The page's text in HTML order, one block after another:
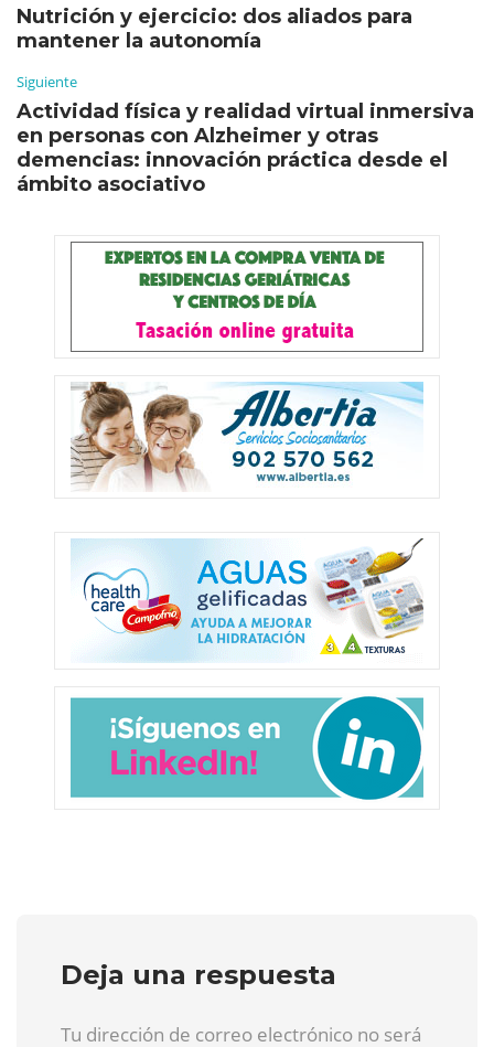
Nutrición y ejercicio: dos aliados para
mantener la autonomía
Siguiente
Actividad física y realidad virtual inmersiva
en personas con Alzheimer y otras
demencias: innovación práctica desde el
ámbito asociativo
Deja una respuesta
Tu dirección de correo electrónico no será